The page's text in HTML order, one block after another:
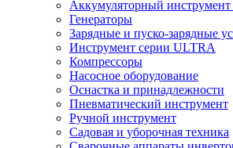
Аккумуляторный
Генераторы
Зарядные и пуско-зарядные
Инструмент серии ULTRA
Компрессоры
Насосное оборудование
Оснастка и принадлежности
Пневматический инструмент
Ручной инструмент
Садовая и уборочная техника